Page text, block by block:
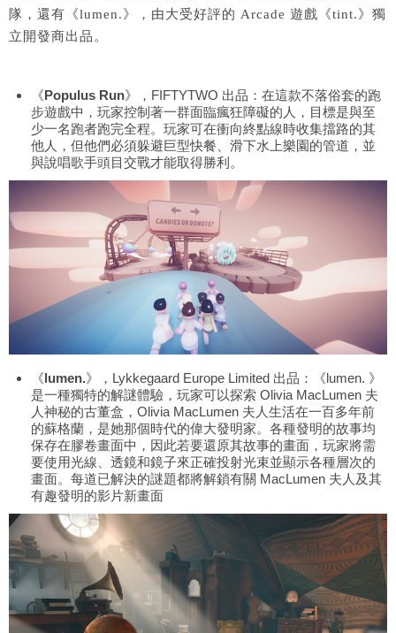
隊，還有《lumen.》，由大受好評的 Arcade 遊戲《tint.》獨
立開發商出品。
《Populus Run》，FIFTYTWO 出品：在這款不落俗套的跑
步遊戲中，玩家控制著一群面臨瘋狂障礙的人，目標是與至
少一名跑者跑完全程。玩家可在衝向終點線時收集擋路的其
他人，但他們必須躲避巨型快餐、滑下水上樂園的管道，並
與說唱歌手頭目交戰才能取得勝利。
《lumen.》，Lykkegaard Europe Limited 出品：《lumen. 》
是一種獨特的解謎體驗，玩家可以探索 Olivia MacLumen 夫
人神秘的古董盒，Olivia MacLumen 夫人生活在一百多年前
的蘇格蘭，是她那個時代的偉大發明家。各種發明的故事均
保存在膠卷畫面中，因此若要還原其故事的畫面，玩家將需
要使用光線、透鏡和鏡子來正確投射光束並顯示各種層次的
畫面。每道已解決的謎題都將解鎖有關 MacLumen 夫人及其
有趣發明的影片新畫面